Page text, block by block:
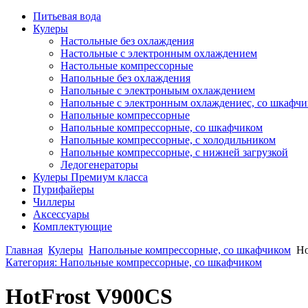
Питьевая вода
Кулеры
Настольные без охлаждения
Настольные с электронным охлаждением
Настольные компрессорные
Напольные без охлаждения
Напольные с электроныым охлаждением
Напольные с электронным охлаждениес, со
Напольные компрессорные
Напольные компрессорные, со шкафчиком
Напольные компрессорные, с холодильником
Напольные компрессорные, с нижней загрузкой
Ледогенераторы
Кулеры Премиум класса
Пурифайеры
Чиллеры
Аксессуары
Комплектующие
Главная Кулеры Напольные компрессорные, со шкафчиком
Категория: Напольные компрессорные, со шкафчиком
HotFrost V900CS